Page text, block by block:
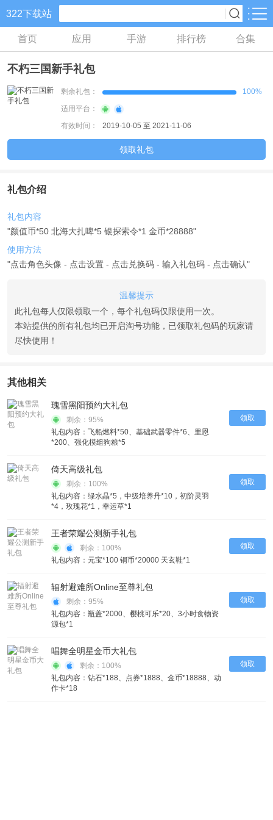
322下载站
手游分类 应用分类
卡牌回合
648款手游
棋牌游戏
飞行射击
模拟经营
30款手游
首页 应用 手游 排行榜 合集
不朽三国新手礼包
剩余礼包：
100%
适用平台：
有效时间：
2019-10-05 至 2021-11-06
领取礼包
礼包介绍
礼包内容
"颜值币*50 北海大扎啤*5 银探索令*1 金币*28888"
使用方法
"点击角色头像 - 点击设置 - 点击兑换码 - 输入礼包码 - 点击确认"
温馨提示
此礼包每人仅限领取一个，每个礼包码仅限使用一次。
本站提供的所有礼包均已开启淘号功能，已领取礼包码的玩家请
尽快使用！
其他相关
瑰雪黑阳预约大礼包
剩余：95%
礼包内容：飞船燃料*50、基础武器零件*6、里恩
*200、强化模组狗粮*5
领取
倚天高级礼包
剩余：100%
礼包内容：绿水晶*5，中级培养丹*10，初阶灵羽
*4，玫瑰花*1，幸运草*1
领取
王者荣耀公测新手礼包
剩余：100%
礼包内容：元宝*100 铜币*20000 天玄鞋*1
领取
辐射避难所Online至尊礼包
剩余：95%
礼包内容：瓶盖*2000、樱桃可乐*20、3小时食物资
源包*1
领取
唱舞全明星金币大礼包
剩余：100%
礼包内容：钻石*188、点券*1888、金币*18888、动
作卡*18
领取